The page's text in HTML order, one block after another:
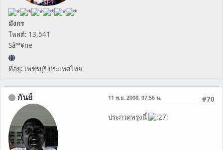
มังกร
โพสต์: 13,541
Sâ™¥ne
ที่อยู่: เพชรบุรี ประเทศไทย
กันย์ #70
11 พ.ย. 2008, 07:56 น.
ประกวดพรุ่งนี้